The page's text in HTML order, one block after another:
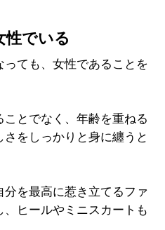
性でいる
ても、女性であることを
とでなく、年齢を重ねる
をしっかりと身に纏うと
を最高に惹き立てるファ
ヒールやミニスカートも